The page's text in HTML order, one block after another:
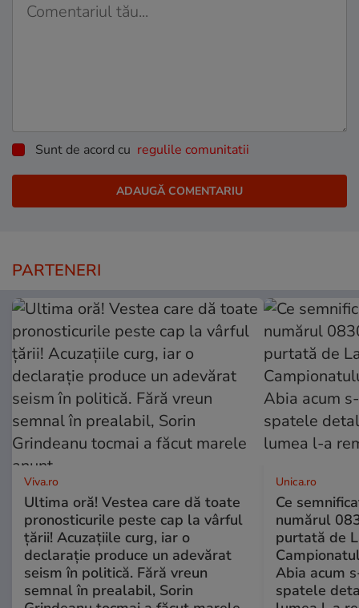
Sunt de acord cu regulile comunitatii
PARTENERI
Viva.ro
Ultima oră! Vestea care dă toate
pronosticurile peste cap la vârful
țării! Acuzațiile curg, iar o
declarație produce un adevărat
seism în politică. Fără vreun
semnal în prealabil, Sorin
Unica.ro
Ce
numărul
purtată de
Abia acum
spatele